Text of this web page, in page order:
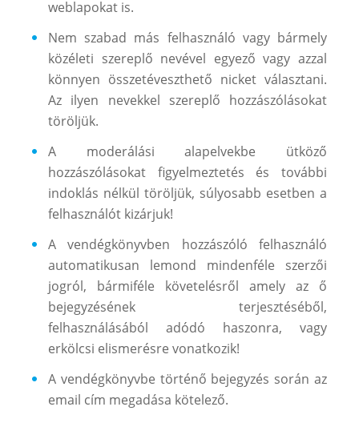
weblapokat is.
Nem szabad más felhasználó vagy bármely
közéleti szereplő nevével egyező vagy azzal
könnyen összetéveszthető nicket választani.
Az ilyen nevekkel szereplő hozzászólásokat
töröljük.
A moderálási alapelvekbe ütköző
hozzászólásokat figyelmeztetés és további
indoklás nélkül töröljük, súlyosabb esetben a
felhasználót kizárjuk!
A vendégkönyvben hozzászóló felhasználó
automatikusan lemond mindenféle szerzői
jogról, bármiféle követelésről amely az ő
bejegyzésének terjesztéséből,
felhasználásából adódó haszonra, vagy
erkölcsi elismerésre vonatkozik!
A vendégkönyvbe történő bejegyzés során az
email cím megadása kötelező.